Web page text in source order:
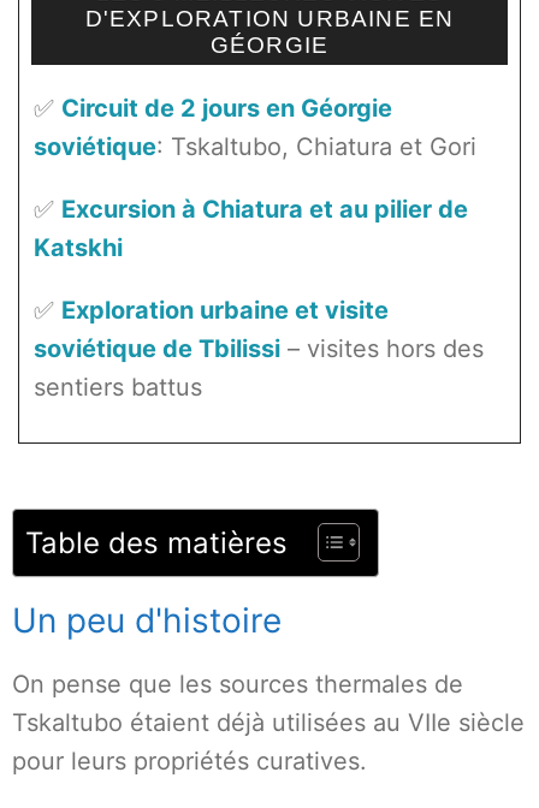
D'EXPLORATION URBAINE EN
GÉORGIE
✅ Circuit de 2 jours en Géorgie
soviétique: Tskaltubo, Chiatura et Gori
✅ Excursion à Chiatura et au pilier de
Katskhi
✅ Exploration urbaine et visite
soviétique de Tbilissi – visites hors des
sentiers battus
Table des matières
Un peu d'histoire
On pense que les sources thermales de
Tskaltubo étaient déjà utilisées au VIIe siècle
pour leurs propriétés curatives.